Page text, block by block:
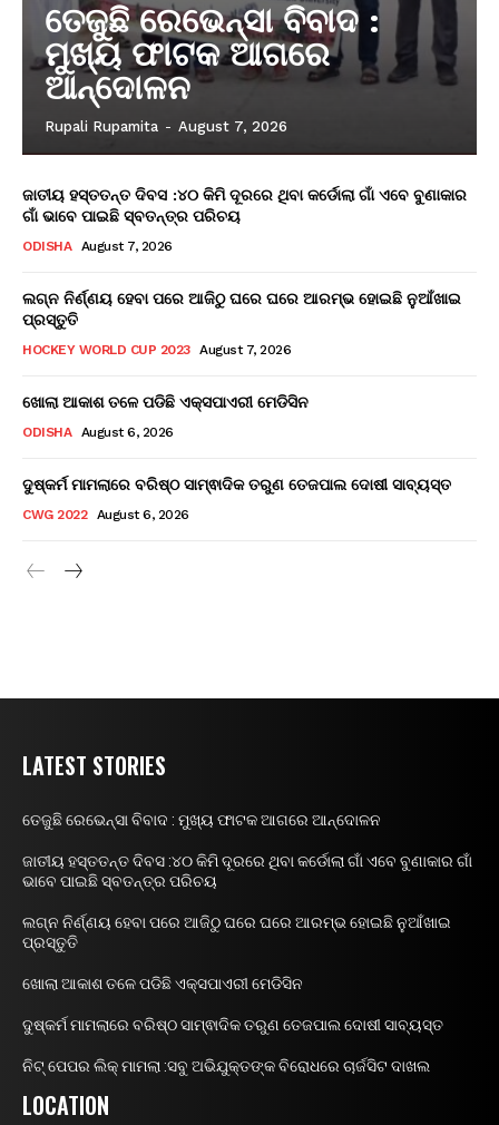
ତେଜୁଛି ରେଭେନ୍ସା ବିବାଦ :
ମୁଖ୍ୟ ଫାଟକ ଆଗରେ
ଆନ୍ଦୋଳନ
Rupali Rupamita - August 7, 2026
ଜାତୀୟ ହସ୍ତତନ୍ତ ଦିବସ :୪୦ କିମି ଦୂରରେ ଥିବା କର୍ଡୋଲା ଗାଁ ଏବେ ବୁଣାକାର
ଗାଁ ଭାବେ ପାଇଛି ସ୍ବତନ୍ତ୍ର ପରିଚୟ
ODISHA August 7, 2026
ଲଗ୍ନ ନିର୍ଣ୍ଣୟ ହେବା ପରେ ଆଜିଠୁ ଘରେ ଘରେ ଆରମ୍ଭ ହୋଇଛି ନୁଆଁଖାଇ
ପ୍ରସ୍ତୁତି
HOCKEY WORLD CUP 2023 August 7, 2026
ଖୋଲା ଆକାଶ ତଳେ ପଡିଛି ଏକ୍ସପାଏରୀ ମେଡିସିନ
ODISHA August 6, 2026
ଦୁଷ୍କର୍ମ ମାମଲାରେ ବରିଷ୍ଠ ସାମ୍ଵାଦିକ ତରୁଣ ତେଜପାଲ ଦୋଷୀ ସାବ୍ୟସ୍ତ
CWG 2022 August 6, 2026
LATEST STORIES
ତେଜୁଛି ରେଭେନ୍ସା ବିବାଦ : ମୁଖ୍ୟ ଫାଟକ ଆଗରେ ଆନ୍ଦୋଳନ
ଜାତୀୟ ହସ୍ତତନ୍ତ ଦିବସ :୪୦ କିମି ଦୂରରେ ଥିବା କର୍ଡୋଲା ଗାଁ ଏବେ ବୁଣାକାର ଗାଁ
ଭାବେ ପାଇଛି ସ୍ବତନ୍ତ୍ର ପରିଚୟ
ଲଗ୍ନ ନିର୍ଣ୍ଣୟ ହେବା ପରେ ଆଜିଠୁ ଘରେ ଘରେ ଆରମ୍ଭ ହୋଇଛି ନୁଆଁଖାଇ
ପ୍ରସ୍ତୁତି
ଖୋଲା ଆକାଶ ତଳେ ପଡିଛି ଏକ୍ସପାଏରୀ ମେଡିସିନ
ଦୁଷ୍କର୍ମ ମାମଲାରେ ବରିଷ୍ଠ ସାମ୍ଵାଦିକ ତରୁଣ ତେଜପାଲ ଦୋଷୀ ସାବ୍ୟସ୍ତ
ନିଟ୍ ପେପର ଲିକ୍ ମାମଲା :ସବୁ ଅଭିଯୁକ୍ତଙ୍କ ବିରୋଧରେ ଚାର୍ଜସିଟ ଦାଖଲ
LOCATION